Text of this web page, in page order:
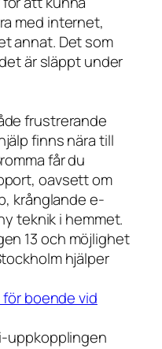
med internet,
annat. Det som
är släppt under
frustrerande
finns nära till
får du
oavsett om
krånglande e-
teknik i hemmet.
13 och möjlighet
hjälper
boende vid
uppkopplingen